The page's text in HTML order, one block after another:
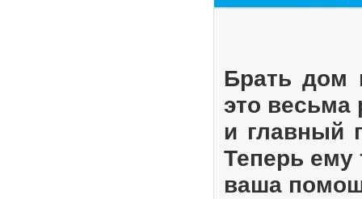
Брать дом
это весьма
и главный
Теперь ему
ваша